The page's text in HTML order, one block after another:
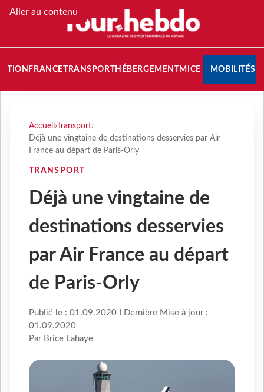
Aller au contenu
FRANCETRANSPORT HÉBERGEMENTMICE MOBILITÉS
Accueil › Transport›
Déjà une vingtaine de destinations desservies par Air
France au départ de Paris-Orly
TRANSPORT
Déjà une vingtaine de
destinations desservies
par Air France au départ
de Paris-Orly
Publié le : 01.09.2020 I Dernière Mise à jour :
01.09.2020
Par Brice Lahaye